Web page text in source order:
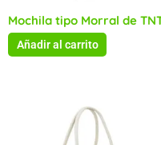
Mochila tipo Morral de
Añadir al carrito